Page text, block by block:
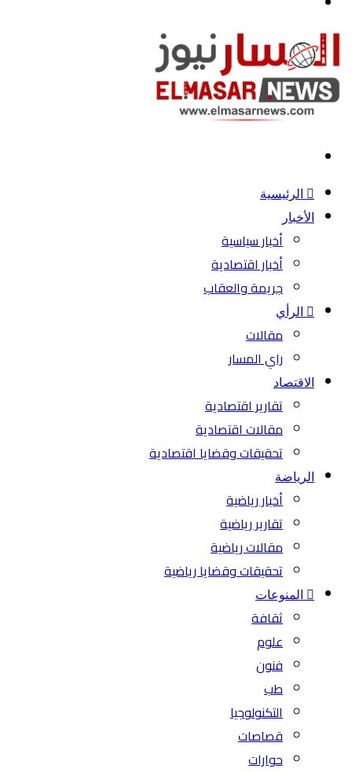
الرئيسية
الأخبار
أخبار سياسية
أخبار اقتصادية
جريمة والعقاب
الرأي
مقالات
راي المسار
الاقتصاد
تقارير اقتصادية
مقالات اقتصادية
تحقيقات وقضايا اقتصادية
الرياضة
أخبار رياضية
تقارير رياضية
مقالات رياضية
تحقيقات وقضايا رياضية
المنوعات
ثقافة
علوم
فنون
طب
التكنولوجيا
قصاصات
حوارات